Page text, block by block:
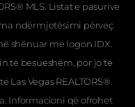
MLS. Listat e pasurive
ndërmjetësimi përveç
shënuar me logon IDX.
të besueshëm, por jo të
Las Vegas REALTORS®
Informacioni që ofrohet
Romanian
Ukrainian
Georgian